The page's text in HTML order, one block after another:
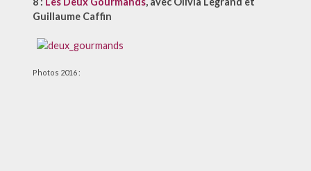
Guillaume Caffin
Photos 2016 :